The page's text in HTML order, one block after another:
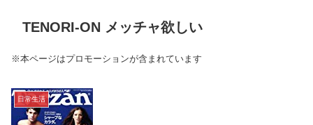
TENORI-ON メッチャ欲しい
※本ページはプロモーションが含まれています
日常生活